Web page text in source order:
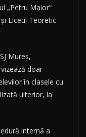
„Petru Maior”
Liceul Teoretic
Mureş,
doar
în clasele cu
ulterior, la
internă a